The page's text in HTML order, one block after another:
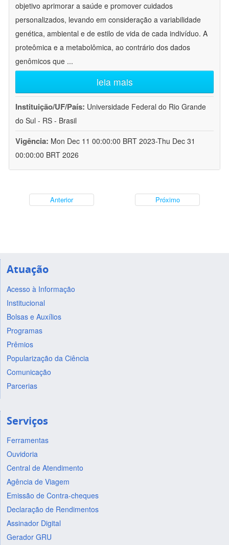
objetivo aprimorar a saúde e promover cuidados
personalizados, levando em consideração a variabilidade
genética, ambiental e de estilo de vida de cada indivíduo. A
proteômica e a metabolômica, ao contrário dos dados
genômicos que ...
leia mais
Instituição/UF/País: Universidade Federal do Rio Grande
do Sul - RS - Brasil
Vigência: Mon Dec 11 00:00:00 BRT 2023-Thu Dec 31
00:00:00 BRT 2026
Anterior Próximo
Atuação
Acesso à Informação
Institucional
Bolsas e Auxílios
Programas
Prêmios
Popularização da Ciência
Comunicação
Parcerias
Serviços
Ferramentas
Ouvidoria
Central de Atendimento
Agência de Viagem
Emissão de Contra-cheques
Declaração de Rendimentos
Assinador Digital
Gerador GRU